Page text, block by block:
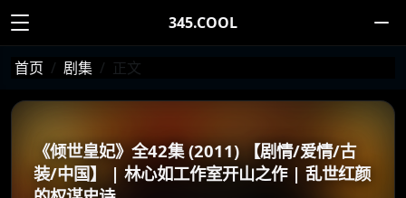
345.COOL
首页 剧集 正文
《倾世皇妃》全42集 (2011) 【剧情/爱情/古
装/中国】 | 林心如工作室开山之作 | 乱世红颜